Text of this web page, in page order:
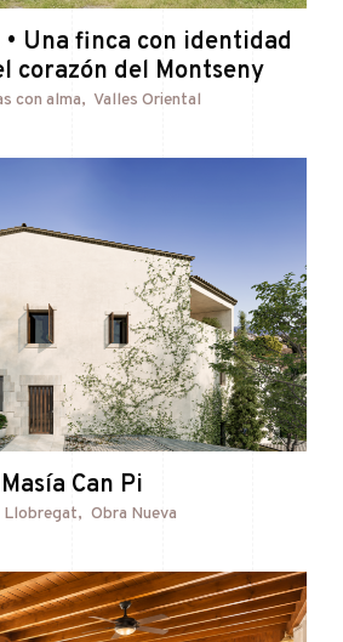
• Una finca con identidad
corazón del Montseny
con alma Valles Oriental
Masía Can Pi
Llobregat Obra Nueva